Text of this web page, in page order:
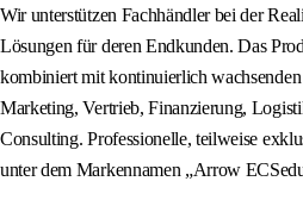
Wir unterstützen Fachhändler bei der
Lösungen für deren Endkunden. Das
kombiniert mit kontinuierlich
Marketing, Vertrieb, Finanzierung,
Consulting. Professionelle, teilweise
unter dem Markennamen „Arrow